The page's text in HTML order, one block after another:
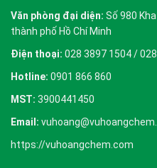
Văn phòng đại diện: Số 980
thành phố Hồ Chí Minh
Điện thoại: 028 3897 1504 /
Hotline: 0901 866 860
MST: 3900441450
Email:
https://vuhoangchem.com